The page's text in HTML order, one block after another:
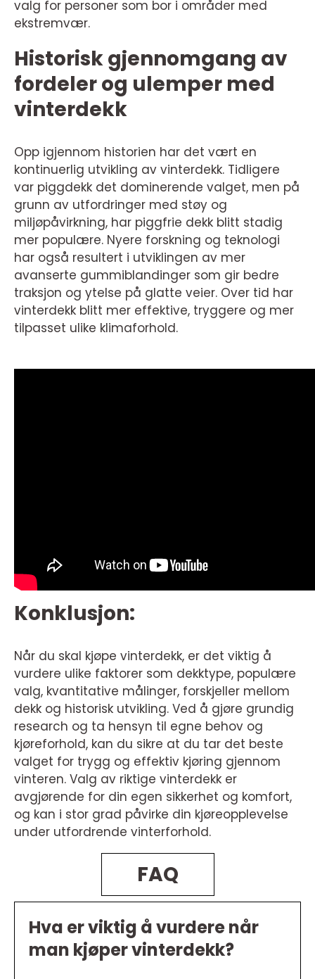
valg for personer som bor i områder med
ekstremvær.
Historisk gjennomgang av
fordeler og ulemper med
vinterdekk
Opp igjennom historien har det vært en
kontinuerlig utvikling av vinterdekk. Tidligere
var piggdekk det dominerende valget, men på
grunn av utfordringer med støy og
miljøpåvirkning, har piggfrie dekk blitt stadig
mer populære. Nyere forskning og teknologi
har også resultert i utviklingen av mer
avanserte gummiblandinger som gir bedre
traksjon og ytelse på glatte veier. Over tid har
vinterdekk blitt mer effektive, tryggere og mer
tilpasset ulike klimaforhold.
Konklusjon:
Når du skal kjøpe vinterdekk, er det viktig å
vurdere ulike faktorer som dekktype, populære
valg, kvantitative målinger, forskjeller mellom
dekk og historisk utvikling. Ved å gjøre grundig
research og ta hensyn til egne behov og
kjøreforhold, kan du sikre at du tar det beste
valget for trygg og effektiv kjøring gjennom
vinteren. Valg av riktige vinterdekk er
avgjørende for din egen sikkerhet og komfort,
og kan i stor grad påvirke din kjøreopplevelse
under utfordrende vinterforhold.
FAQ
Hva er viktig å vurdere når
man kjøper vinterdekk?